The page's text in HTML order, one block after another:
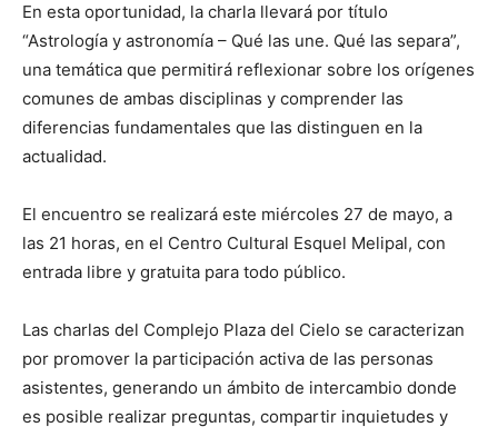
En esta oportunidad, la charla llevará por título
“Astrología y astronomía – Qué las une. Qué las separa”,
una temática que permitirá reflexionar sobre los orígenes
comunes de ambas disciplinas y comprender las
diferencias fundamentales que las distinguen en la
actualidad.
El encuentro se realizará este miércoles 27 de mayo, a
las 21 horas, en el Centro Cultural Esquel Melipal, con
entrada libre y gratuita para todo público.
Las charlas del Complejo Plaza del Cielo se caracterizan
por promover la participación activa de las personas
asistentes, generando un ámbito de intercambio donde
es posible realizar preguntas, compartir inquietudes y